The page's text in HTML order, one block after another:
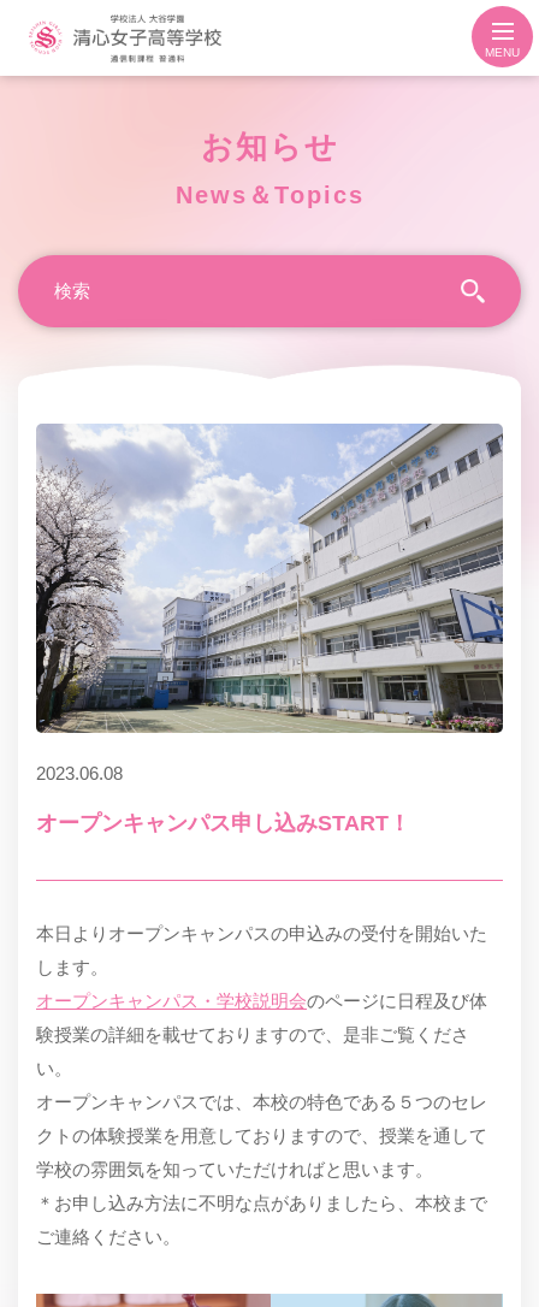
MENU
お知らせ
News＆Topics
2023.06.08
オープンキャンパス申し込みSTART！
本日よりオープンキャンパスの申込みの受付を開始いた
します。
オープンキャンパス・学校説明会のページに日程及び体
験授業の詳細を載せておりますので、是非ご覧くださ
い。
オープンキャンパスでは、本校の特色である５つのセレ
クトの体験授業を用意しておりますので、授業を通して
学校の雰囲気を知っていただければと思います。
＊お申し込み方法に不明な点がありましたら、本校まで
ご連絡ください。